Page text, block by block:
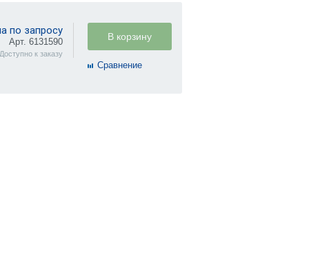
по запросу
Арт. 6131590
к заказу
В корзину
Cравнение